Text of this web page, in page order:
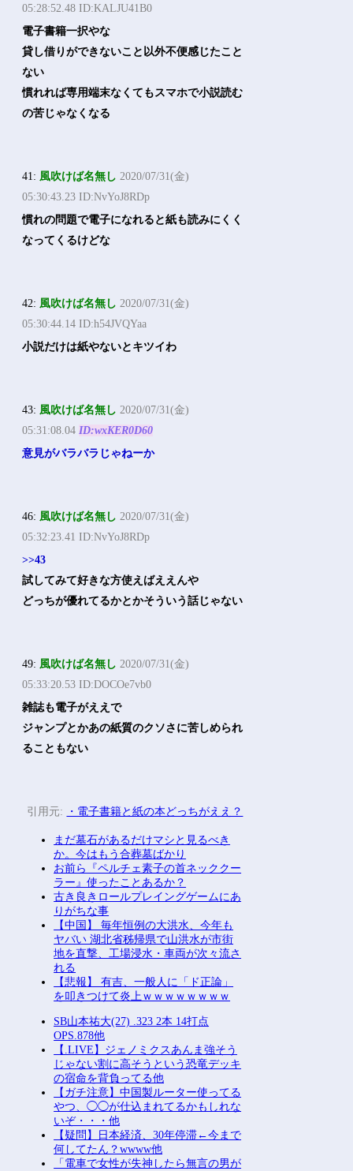
05:28:52.48 ID:KALJU41B0
電子書籍一択やな
貸し借りができないこと以外不便感じたこと
ない
慣れれば専用端末なくてもスマホで小説読む
の苦じゃなくなる
41: 風吹けば名無し 2020/07/31(金)
05:30:43.23 ID:NvYoJ8RDp
慣れの問題で電子になれると紙も読みにくく
なってくるけどな
42: 風吹けば名無し 2020/07/31(金)
05:30:44.14 ID:h54JVQYaa
小説だけは紙やないとキツイわ
43: 風吹けば名無し 2020/07/31(金)
05:31:08.04ID:wxKER0D60
意見がバラバラじゃねーか
46: 風吹けば名無し 2020/07/31(金)
05:32:23.41 ID:NvYoJ8RDp
>>43
試してみて好きな方使えばええんや
どっちが優れてるかとかそういう話じゃない
49: 風吹けば名無し 2020/07/31(金)
05:33:20.53 ID:DOCOe7vb0
雑誌も電子がええで
ジャンプとかあの紙質のクソさに苦しめられ
ることもない
引用元: ・電子書籍と紙の本どっちがええ？
まだ墓石があるだけマシと見るべき
か。今はもう合葬墓ばかり
お前ら『ペルチェ素子の首ネッククー
ラー』使ったことあるか？
古き良きロールプレイングゲームにあ
りがちな事
【中国】 毎年恒例の大洪水、今年も
ヤバい 湖北省秭帰県で山洪水が市街
地を直撃、工場浸水・車両が次々流さ
れる
【悲報】 有吉、一般人に「ド正論」
を叩きつけて炎上ｗｗｗｗｗｗｗｗ
SB山本祐大(27) .323 2本 14打点
OPS.878他
【.LIVE】ジェノミクスあんま強そう
じゃない割に高そうという恐竜デッキ
の宿命を背負ってる他
【ガチ注意】中国製ルーター使ってる
やつ、◯◯が仕込まれてるかもしれな
いぞ・・・他
【疑問】日本経済、30年停滞←今まで
何してたん？wwww他
「電車で女性が失神したら無言の男が